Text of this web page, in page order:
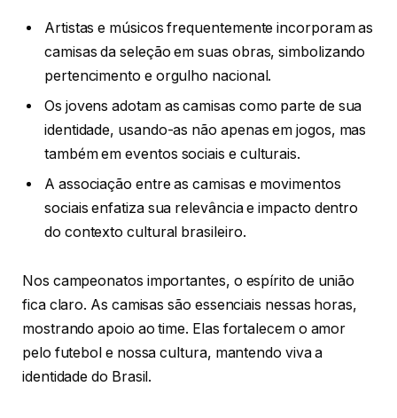
Artistas e músicos frequentemente incorporam as
camisas da seleção em suas obras, simbolizando
pertencimento e orgulho nacional.
Os jovens adotam as camisas como parte de sua
identidade, usando-as não apenas em jogos, mas
também em eventos sociais e culturais.
A associação entre as camisas e movimentos
sociais enfatiza sua relevância e impacto dentro
do contexto cultural brasileiro.
Nos campeonatos importantes, o espírito de união
fica claro. As camisas são essenciais nessas horas,
mostrando apoio ao time. Elas fortalecem o amor
pelo futebol e nossa cultura, mantendo viva a
identidade do Brasil.